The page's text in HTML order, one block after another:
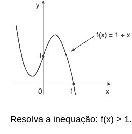
Resolva a inequação: f(x) > 1.